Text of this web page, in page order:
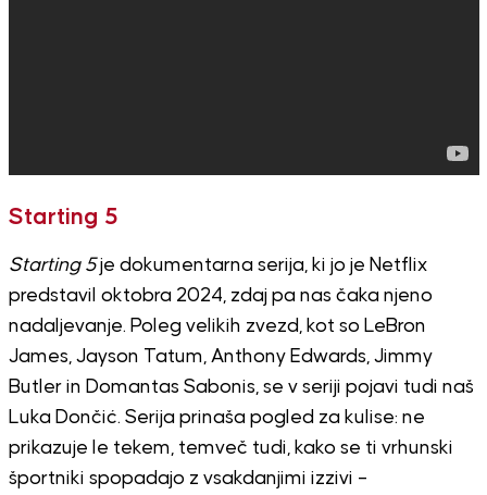
Starting 5
Starting 5je dokumentarna serija, ki jo je Netflix
predstavil oktobra 2024, zdaj pa nas čaka njeno
nadaljevanje. Poleg velikih zvezd, kot so LeBron
James, Jayson Tatum, Anthony Edwards, Jimmy
Butler in Domantas Sabonis, se v seriji pojavi tudi naš
Luka Dončić. Serija prinaša pogled za kulise: ne
prikazuje le tekem, temveč tudi, kako se ti vrhunski
športniki spopadajo z vsakdanjimi izzivi –